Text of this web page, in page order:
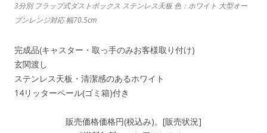
3分別 フラップ式ダストボックス ステンレス天板 色：ホワイト 大型オー
ブンレンジ対応 幅70.5cm
完成品(キャスター・取っ手のみお客様取り付け)
玄関渡し
ステンレス天板・清潔感のあるホワイト
14リッターペール(ゴミ箱)付き
販売価格価格円(税込み)。[販売状況]